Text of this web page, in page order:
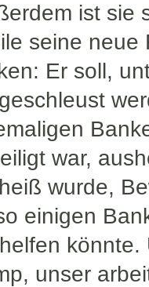
ist sie
seine neue
Er soll,
war,
wurde,
einigen
könnte.
unser